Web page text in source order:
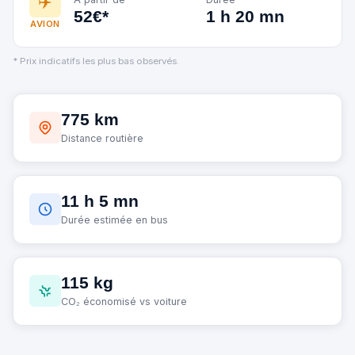
AVION 52€* 1 h 20 mn
* Prix indicatifs les plus bas observés.
775 km
Distance routière
11 h 5 mn
Durée estimée en bus
115 kg
CO₂ économisé vs voiture